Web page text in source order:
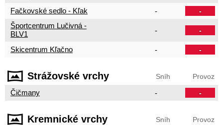
Fačkovské sedlo - Kľak - -
Športcentrum Lučivná -
BLV1
- -
Skicentrum Kľačno - -
Strážovské vrchy Sníh Provoz
Čičmany - -
Kremnické vrchy Sníh Provoz